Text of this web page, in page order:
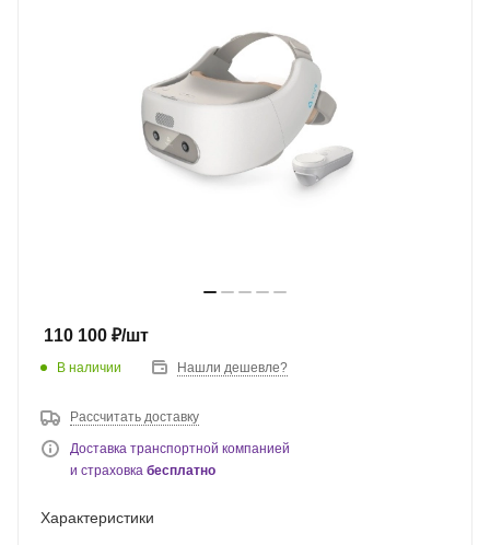
110 100 ₽/шт
В наличии Нашли дешевле?
Рассчитать доставку
Доставка транспортной компанией
и страховка бесплатно
Характеристики